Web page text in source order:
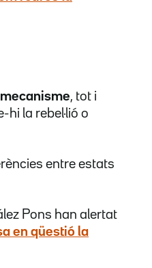
, tot i
la rebel·lió o
entre estats
Pons han alertat
en qüestió la